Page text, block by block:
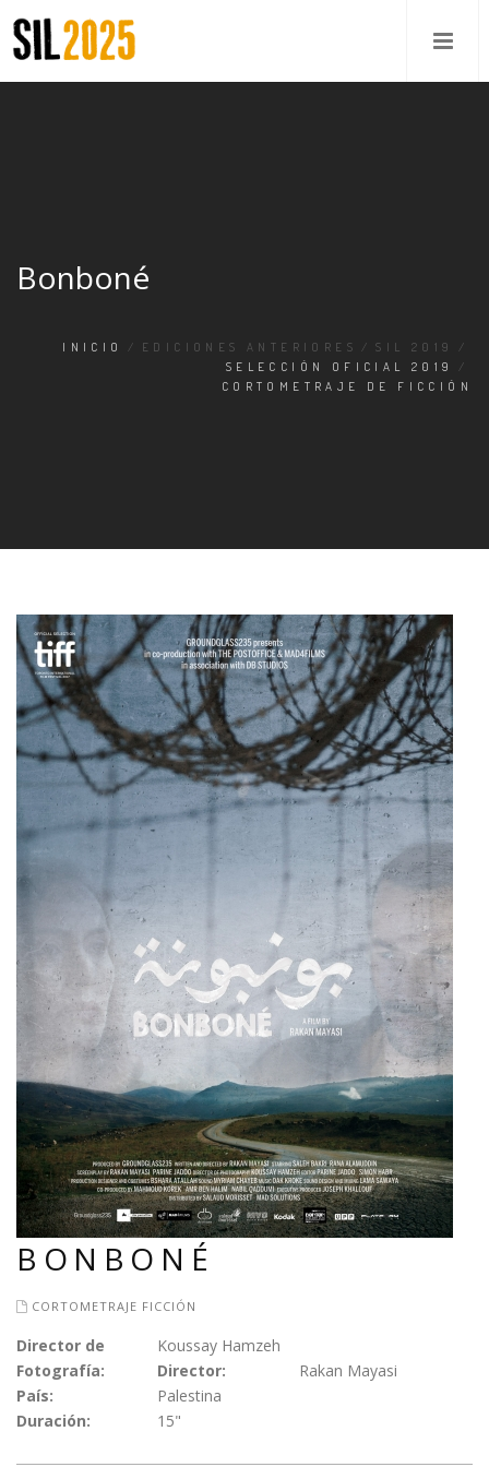
Bonboné
INICIO / EDICIONES ANTERIORES / SIL 2019
/
SELECCIÓN OFICIAL 2019
/
CORTOMETRAJE DE FICCIÓN
BONBONÉ
CORTOMETRAJE FICCIÓN
Director de
Fotografía:
Koussay Hamzeh
Director:
Rakan Mayasi
País:
Palestina
Duración:
15"